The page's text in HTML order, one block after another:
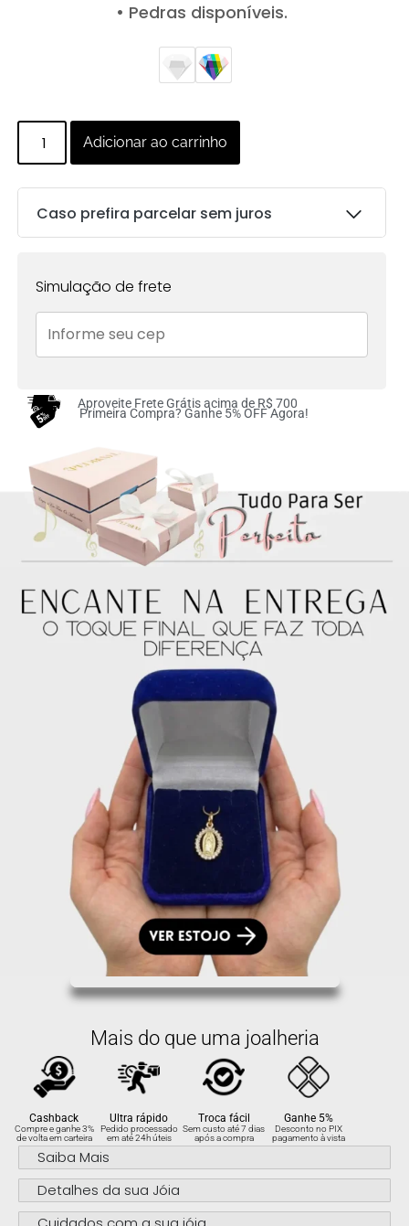
• Pedras disponíveis.
Adicionar ao carrinho
Caso prefira parcelar sem juros
1x deR$149.00sem
juros no cartão
R$149.00
juros no cartão
juros no cartão
4x de R$37.25sem
juros no cartão
R$149.00
Simulação de frete
Aproveite Frete Grátis acima de R$ 700
Primeira Compra? Ganhe 5% OFF Agora!
Mais do que uma joalheria
Cashback
Compre e ganhe 3%
de volta em carteira
Ultra rápido
Pedido processado
em até 24h úteis
Troca fácil
Sem custo até 7 dias
após a compra
Ganhe 5%
Desconto no PIX
pagamento à vista
Saiba Mais
Detalhes da sua Jóia